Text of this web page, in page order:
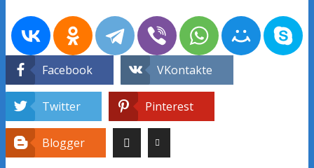
Facebook VKontakte
Twitter Pinterest
Blogger